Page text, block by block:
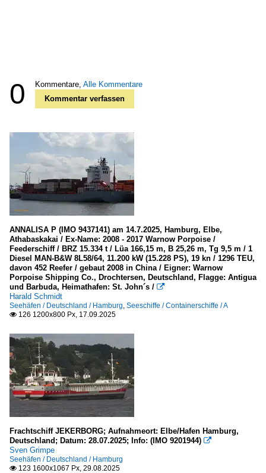
0 Kommentare, Alle Kommentare
Kommentar verfassen
ANNALISA P (IMO 9437141) am 14.7.2025, Hamburg, Elbe,
Athabaskakai / Ex-Name: 2008 - 2017 Warnow Porpoise /
Feederschiff / BRZ 15.334 t / Lüa 166,15 m, B 25,26 m, Tg 9,5 m / 1
Diesel MAN-B&W 8L58/64, 11.200 kW (15.228 PS), 19 kn / 1296 TEU,
davon 452 Reefer / gebaut 2008 in China / Eigner: Warnow
Porpoise Shipping Co., Drochtersen, Deutschland, Flagge: Antigua
und Barbuda, Heimathafen: St. John´s / 
Harald Schmidt
Seehäfen / Deutschland / Hamburg, Seeschiffe / Containerschiffe / A
 126 1200x800 Px, 17.09.2025
Frachtschiff JEKERBORG; Aufnahmeort: Elbe/Hafen Hamburg,
Deutschland; Datum: 28.07.2025; Info: (IMO 9201944) 
Sven Grimpe
Seehäfen / Deutschland / Hamburg
 123 1600x1067 Px, 29.08.2025